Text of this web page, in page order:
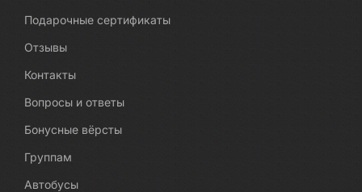
Подарочные сертификаты
Отзывы
Контакты
Вопросы и ответы
Бонусные вёрсты
Группам
Автобусы